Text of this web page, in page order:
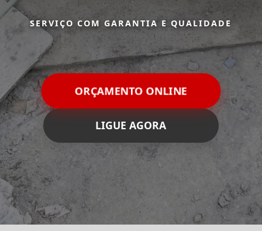
SERVIÇO COM GARANTIA E QUALIDADE
ORÇAMENTO ONLINE
LIGUE AGORA